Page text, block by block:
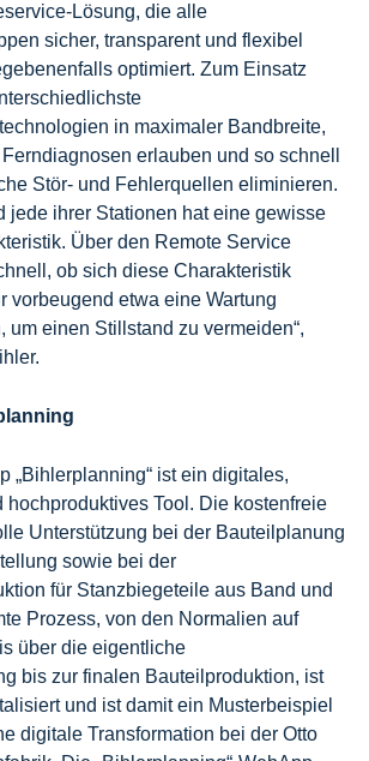
Lösung, die alle
sicher, transparent und flexibel
optimiert. Zum Einsatz
in maximaler Bandbreite,
erlauben und so schnell
Stör- und Fehlerquellen eliminieren.
jede ihrer Stationen hat eine gewisse
Über den Remote Service
ob sich diese Charakteristik
vorbeugend etwa eine Wartung
um einen Stillstand zu vermeiden“,
„Bihlerplanning“ ist ein digitales,
hochproduktives Tool. Die kostenfreie
Unterstützung bei der Bauteilplanung
sowie bei der
für Stanzbiegeteile aus Band und
Prozess, von den Normalien auf
über die eigentliche
bis zur finalen Bauteilproduktion, ist
und ist damit ein Musterbeispiel
digitale Transformation bei der Otto